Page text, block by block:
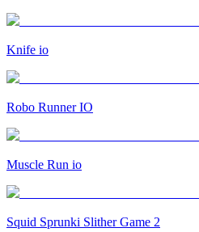
Knife io
Robo Runner IO
Muscle Run io
Squid Sprunki Slither Game 2